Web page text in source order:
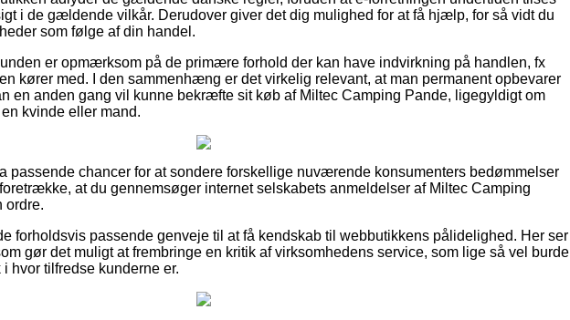
i de gældende vilkår. Derudover giver det dig mulighed for at få hjælp, for så vidt du
som følge af din handel.
er opmærksom på de primære forhold der kan have indvirkning på handlen, fx
kører med. I den sammenhæng er det virkelig relevant, at man permanent opbevarer
en anden gang vil kunne bekræfte sit køb af Miltec Camping Pande, ligegyldigt om
kvinde eller mand.
passende chancer for at sondere forskellige nuværende konsumenters bedømmelser
at du gennemsøger internet selskabets anmeldelser af Miltec Camping
ordre.
forholdsvis passende genveje til at få kendskab til webbutikkens pålidelighed. Her ser
gør det muligt at frembringe en kritik af virksomhedens service, som lige så vel burde
hvor tilfredse kunderne er.